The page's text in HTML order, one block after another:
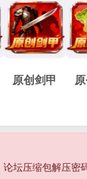
›
原创剑甲
坛压缩包解压密